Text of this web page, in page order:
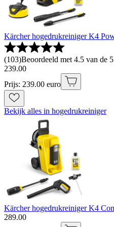
Kärcher hogedrukreiniger K4
(103)Beoordeeld met 4.5 van de
239.00
Prijs: 239.00 euro
Bekijk alles in hogedrukreiniger
Kärcher hogedrukreiniger K4
289.00